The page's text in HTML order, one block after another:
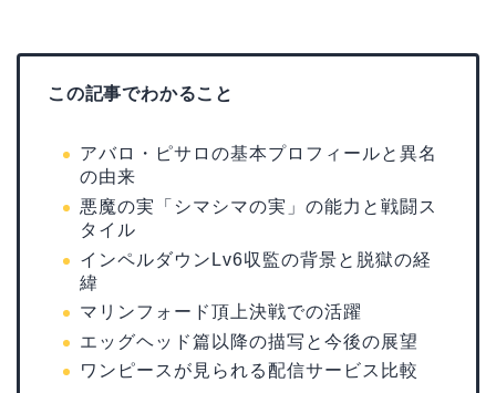
この記事でわかること
アバロ・ピサロの基本プロフィールと異名
の由来
悪魔の実「シマシマの実」の能力と戦闘ス
タイル
インペルダウンLv6収監の背景と脱獄の経
緯
マリンフォード頂上決戦での活躍
エッグヘッド篇以降の描写と今後の展望
ワンピースが見られる配信サービス比較